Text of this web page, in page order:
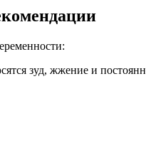
зуд, жжение и